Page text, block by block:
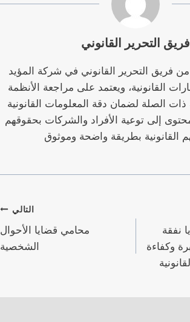
فريق التحرير القانوني
فريق التحرير القانوني في شركة المؤيد
القانونية، ويعتمد على مراجعة الأنظمة
ذات الصلة لضمان دقة المعلومات القانونية
إلى توعية الأفراد والشركات بحقوقهم
القانونية بطريقة واضحة وموثوق
نفقة
وكفاءة
التالي
محامي قضايا الأحوال
الشخصية